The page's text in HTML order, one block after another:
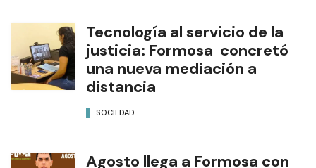
Tecnología al servicio de la
justicia: Formosa concretó
una nueva mediación a
distancia
SOCIEDAD
Agosto llega a Formosa con